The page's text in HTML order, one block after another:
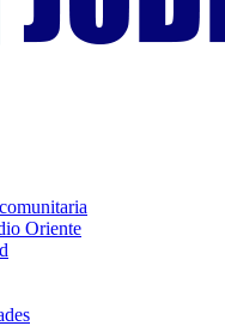
Oriente